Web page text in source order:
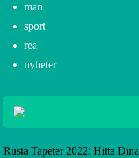
man
sport
rea
nyheter
Rusta Tapeter 2022: Hitta Dina